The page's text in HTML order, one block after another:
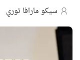
سيكو مارافا توري